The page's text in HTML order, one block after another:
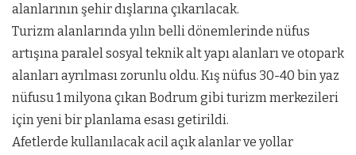
alanlarının şehir dışlarına çıkarılacak.
Turizm alanlarında yılın belli dönemlerinde nüfus
artışına paralel sosyal teknik alt yapı alanları ve otopark
alanları ayrılması zorunlu oldu. Kış nüfus 30-40 bin yaz
nüfusu 1 milyona çıkan Bodrum gibi turizm merkezileri
için yeni bir planlama esası getirildi.
Afetlerde kullanılacak acil açık alanlar ve yollar